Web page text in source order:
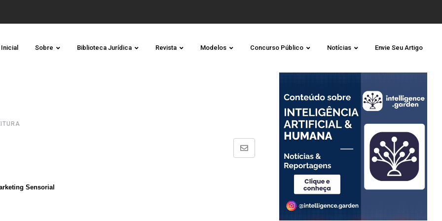
Sobre Biblioteca Jurídica Revista Modelos Concurso Público Notícias Envie Seu Artigo
Share
Sensorial